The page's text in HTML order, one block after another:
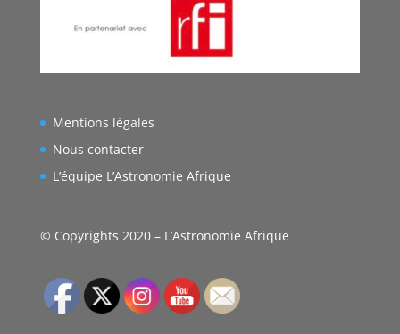
Mentions légales
Nous contacter
L’équipe L’Astronomie Afrique
© Copyrights 2020 – L’Astronomie Afrique